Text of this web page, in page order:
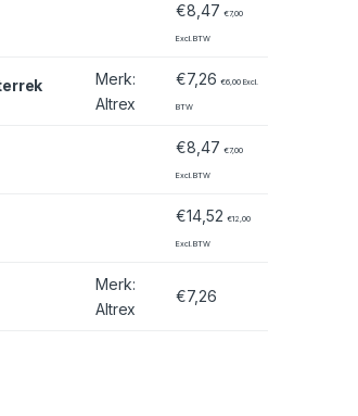
€8,47 €7,00
Excl. BTW
Merk:
Altrex
€7,26 €6,00Excl.
BTW
€8,47 €7,00
Excl. BTW
€14,52 €12,00
Excl. BTW
op de productpagina
Merk:
Altrex
€7,26